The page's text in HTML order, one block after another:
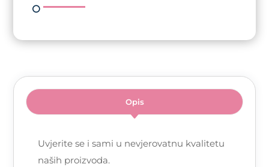
Opis
Uvjerite se i sami u nevjerovatnu kvalitetu
naših proizvoda.